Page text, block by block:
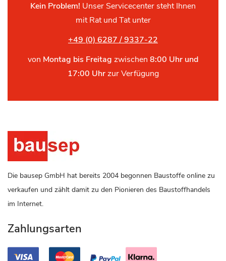
Kein Problem! Unser Servicecenter steht Ihnen
mit Rat und Tat unter
+49 (0) 6287 / 9337-22
von Montag bis Freitag zwischen 8:00 Uhr und
17:00 Uhrzur Verfügung
Die bausep GmbH hat bereits 2004 begonnen Baustoffe online zu
verkaufen und zählt damit zu den Pionieren des Baustoffhandels
im Internet.
Zahlungsarten